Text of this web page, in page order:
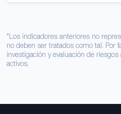
*Los indicadores anteriores no
no deben ser tratados como tal. Por
investigación y evaluación de
activos.